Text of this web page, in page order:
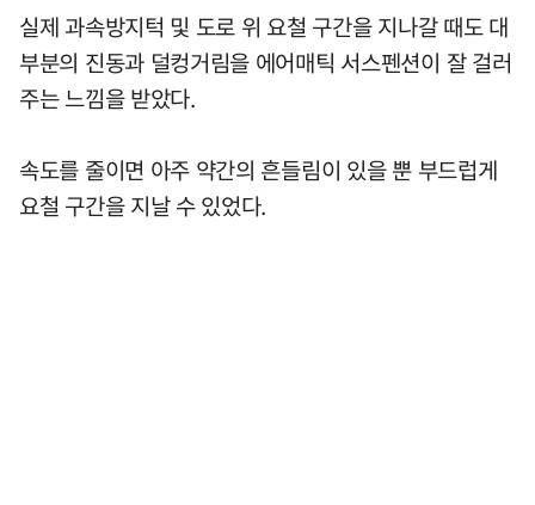
실제 과속방지턱 및 도로 위 요철 구간을 지나갈 때도 대
부분의 진동과 덜컹거림을 에어매틱 서스펜션이 잘 걸러
주는 느낌을 받았다.
속도를 줄이면 아주 약간의 흔들림이 있을 뿐 부드럽게
요철 구간을 지날 수 있었다.